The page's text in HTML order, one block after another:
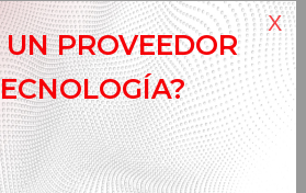
NUESTRO.
de Negocio
PROVEEDOR
X